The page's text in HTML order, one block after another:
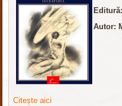
Autor:
Citește aici